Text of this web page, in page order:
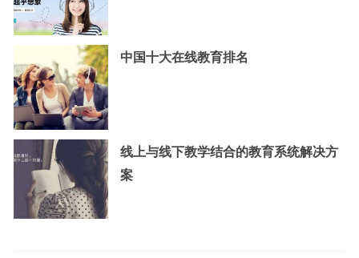
中国十大在线教育排名
线上与线下教学结合的教育系统解决方
案